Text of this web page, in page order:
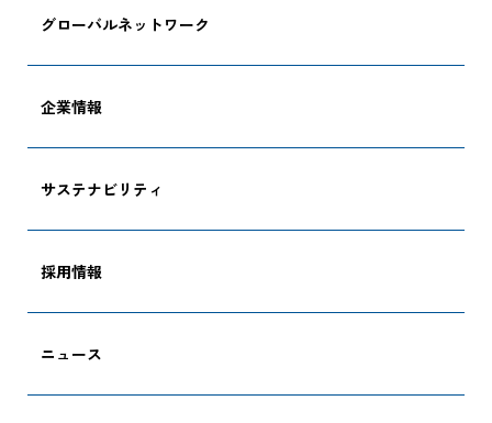
グローバルネットワーク
企業情報
サステナビリティ
採用情報
ニュース